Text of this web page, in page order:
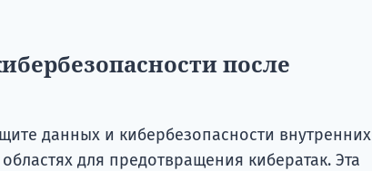
после
данных и кибербезопасности внутренних
для предотвращения кибератак. Эта